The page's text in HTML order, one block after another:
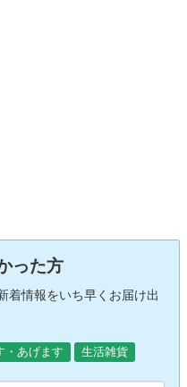
った方
着情報をいち早くお届け出
・あげます 生活雑貨